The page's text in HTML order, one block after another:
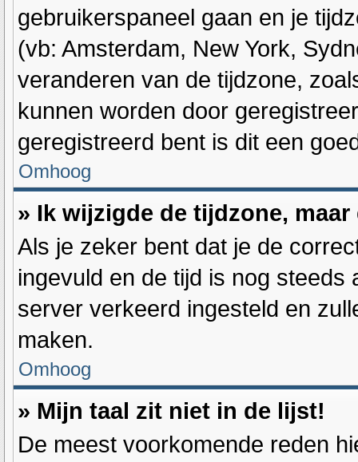
gebruikerspaneel gaan en je
(vb: Amsterdam, New York,
veranderen van de tijdzone,
kunnen worden door
geregistreerd bent is dit een
Omhoog
» Ik wijzigde de tijdzone,
Als je zeker bent dat je de
ingevuld en de tijd is nog
server verkeerd ingesteld en
maken.
Omhoog
» Mijn taal zit niet in de lijst!
De meest voorkomende reden